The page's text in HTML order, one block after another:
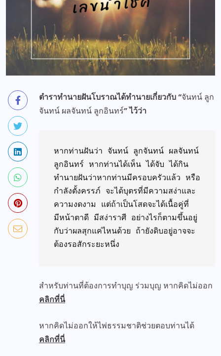
ตำราทำนายฝันโบราณได้ทำนายเกี่ยวกับ “จันทน์ ลูก
จันทน์ ผลจันทน์ ลูกอินทร์” ไว้ว่า
หากท่านฝันว่า จันทน์ ลูกจันทน์ ผลจันทน์
ลูกอินทร์ หากท่านได้เห็น ได้จับ ได้กิน
ทำนายฝันว่าหากท่านมีครอบครัวแล้ว หรือ
กำลังตั้งครรภ์ จะได้บุตรที่มีความสง่าและ
ความงดงาม แต่ถ้าเป็นโสดจะได้เนื้อคู่ที่
มีหน้าตาดี มีสง่าราศี อย่างไรก็ตามขึ้นอยู่
กับว่าผลสุกแค่ไหนด้วย ถ้ายังดิบอยู่อาจจะ
สำหรับท่านที่ต้องการทำบุญ ร่วมบุญ หากคิดไม่ออก
คลิกที่นี่
หากคิดไม่ออกให้ไพ่ธรรมชาติช่วยตอบท่านได้
คลิกที่นี่